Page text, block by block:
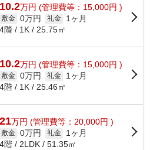
10.2万円 (管理費等：15,000円 )
敷金 0万円 礼金
1ヶ月
4階 / 1K / 25.75㎡
10.2万円 (管理費等：15,000円 )
敷金 0万円 礼金
1ヶ月
4階 / 1K / 25.46㎡
21万円 (管理費等：20,000円 )
敷金 0万円 礼金
1ヶ月
4階 / 2LDK / 51.35㎡